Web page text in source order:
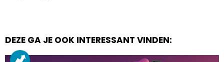
DEZE GA JE OOK INTERESSANT VINDEN: